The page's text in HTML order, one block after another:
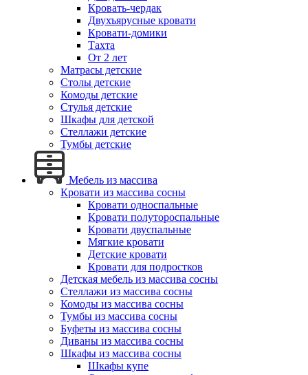
Кровать-чердак
Двухъярусные кровати
Кровати-домики
Тахта
От 2 лет
Матрасы детские
Столы детские
Комоды детские
Стулья детские
Шкафы для детской
Стеллажи детские
Тумбы детские
Мебель из массива
Кровати из массива сосны
Кровати односпальные
Кровати полутороспальные
Кровати двуспальные
Мягкие кровати
Детские кровати
Кровати для подростков
Детская мебель из массива сосны
Стеллажи из массива сосны
Комоды из массива сосны
Тумбы из массива сосны
Буфеты из массива сосны
Диваны из массива сосны
Шкафы из массива сосны
Шкафы купе